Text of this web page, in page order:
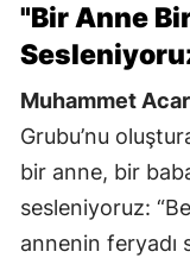
"Bir Anne
Muhammet Acar
Grubu’nu
bir anne, bir
sesleniyoruz:
annenin feryadı